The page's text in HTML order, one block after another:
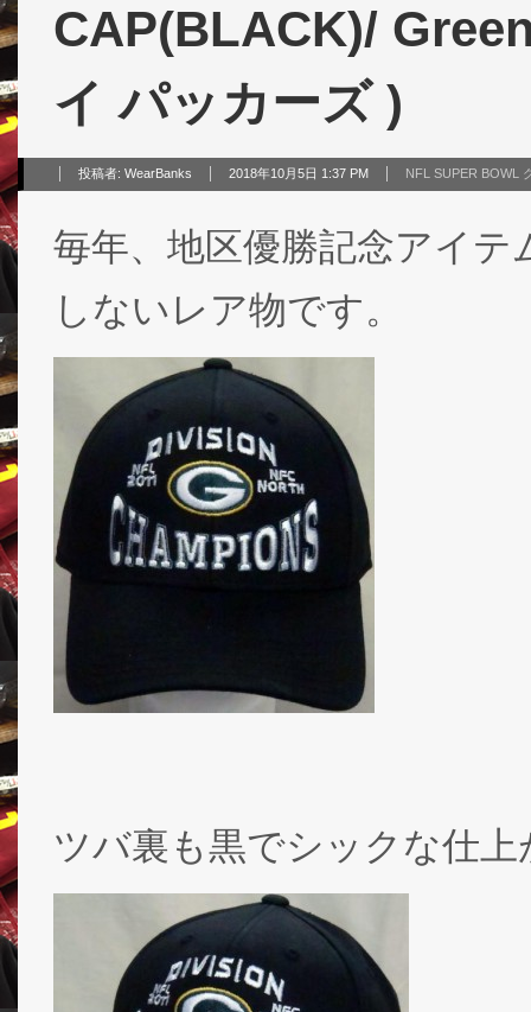
CAP(BLACK)/
イ パッカーズ )
投稿者: WearBanks 2018年10月5日 1:37 PM NFL SUPER BOWL
毎年、地区優勝記念アイ
しないレア物です。
ツバ裏も黒でシックな仕